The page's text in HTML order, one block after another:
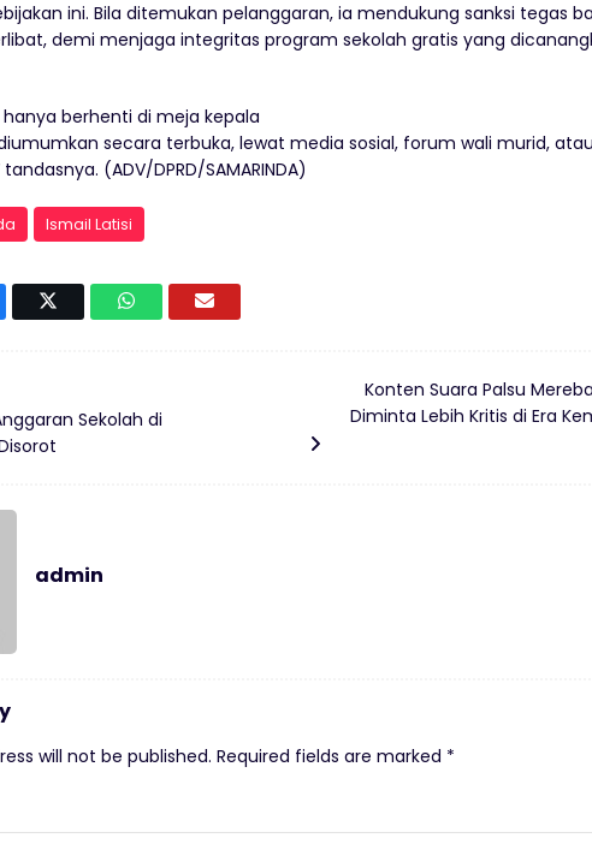
ini. Bila ditemukan pelanggaran, ia mendukung sanksi tegas
demi menjaga integritas program sekolah gratis yang
hanya berhenti di meja kepala
secara terbuka, lewat media sosial, forum wali murid,
(ADV/DPRD/SAMARINDA)
Ismail Latisi
Sekolah di
Konten Suara Palsu
Diminta Lebih Kritis di Era
admin
will not be published. Required fields are marked *